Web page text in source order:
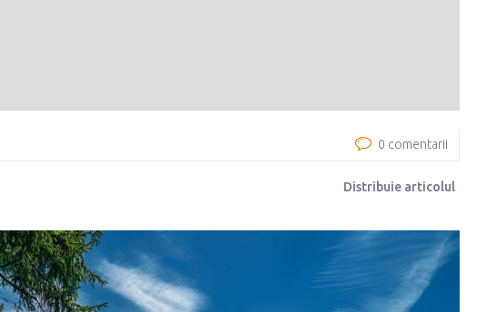
0 comentarii
Distribuie articolul